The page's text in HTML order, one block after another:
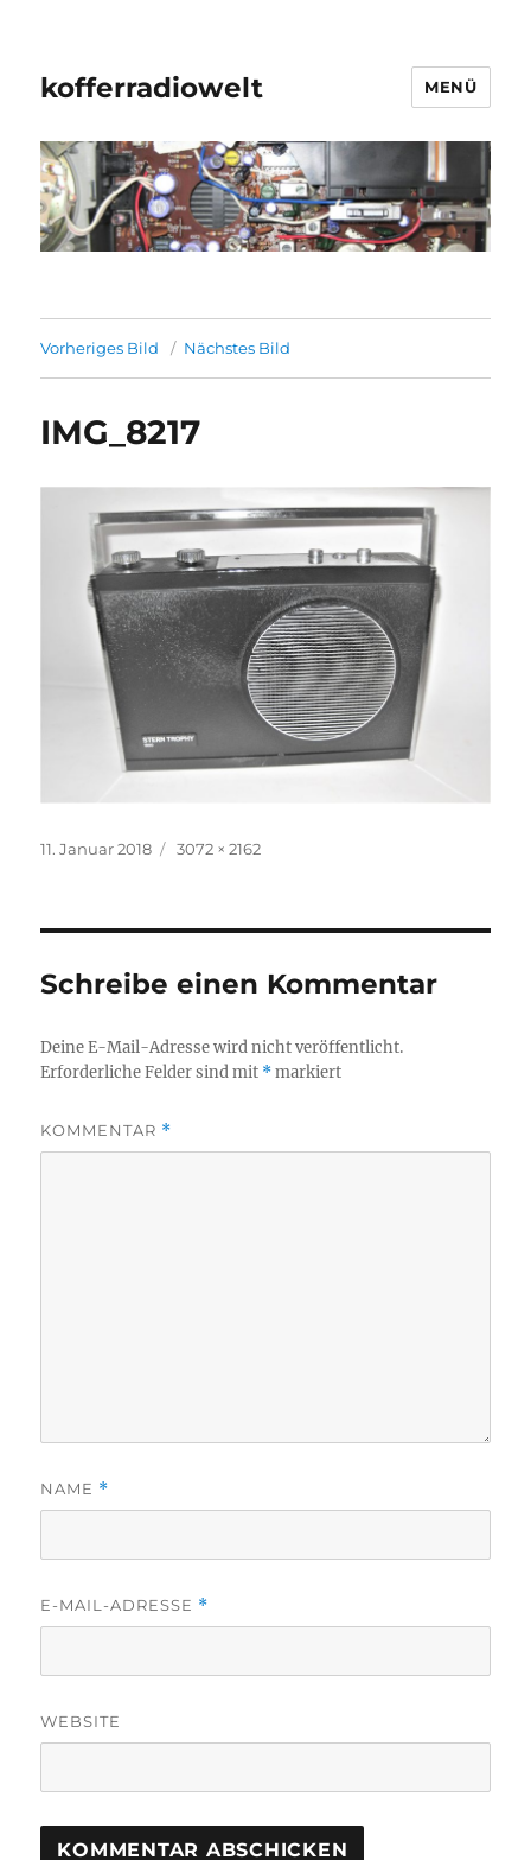
kofferradiowelt MENÜ
Vorheriges Bild Nächstes Bild
IMG_8217
Veröffentlicht
11. Januar 2018
Volle
3072 × 2162
Schreibe einen Kommentar
Deine E-Mail-Adresse wird nicht veröffentlicht.
Erforderliche Felder sind mit *markiert
KOMMENTAR *
NAME *
E-MAIL-ADRESSE *
WEBSITE